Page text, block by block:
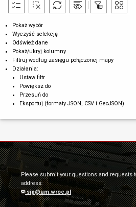
Pokaż wybór
Wyczyść selekcję
Odśwież dane
Pokaż/ukryj kolumny
Filtruj według zasięgu połączonej mapy
Działania:
Ustaw filtr
Powiększ do
Przesuń do
Eksportuj (formaty JSON, CSV i GeoJSON)
Please submit your questions and requests
address:
sip@um.wroc.pl